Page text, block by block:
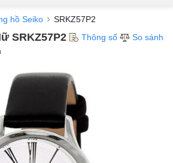
hồ Seiko SRKZ57P2
SRKZ57P2 Thông số So sánh